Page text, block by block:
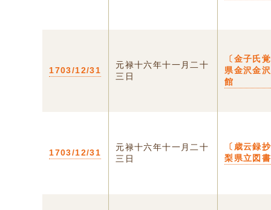
1703/12/31
元禄十六年十一月二十
三日
〔金子氏
県金沢金
館
1703/12/31
元禄十六年十一月二十
三日
〔歳云録
梨県立図